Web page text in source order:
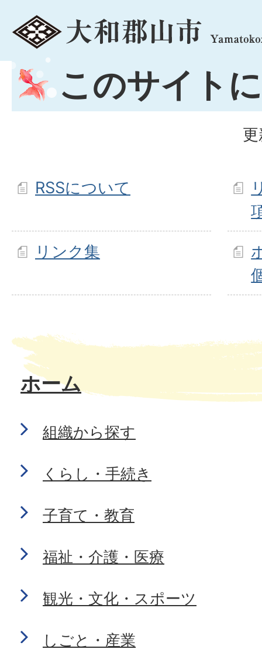
menu
このサイト
RSSについて
リンク集
ホーム
組織から探す
くらし・手続き
子育て・教育
福祉・介護・医療
観光・文化・スポーツ
しごと・産業